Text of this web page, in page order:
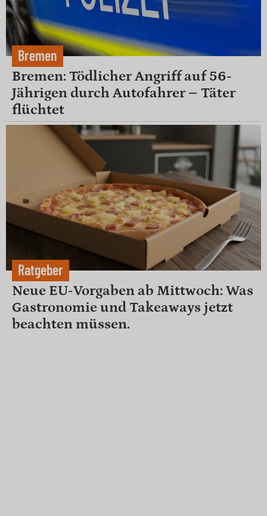
Bremen
Bremen: Tödlicher Angriff auf 56-
Jährigen durch Autofahrer – Täter
flüchtet
Ratgeber
Neue EU-Vorgaben ab Mittwoch: Was
Gastronomie und Takeaways jetzt
beachten müssen.